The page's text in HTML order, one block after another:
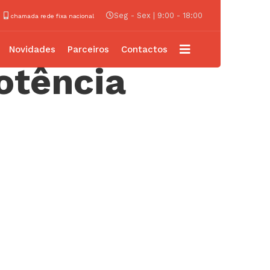
chamada rede fixa nacional Seg - Sex | 9:00 - 18:00
Novidades Parceiros Contactos